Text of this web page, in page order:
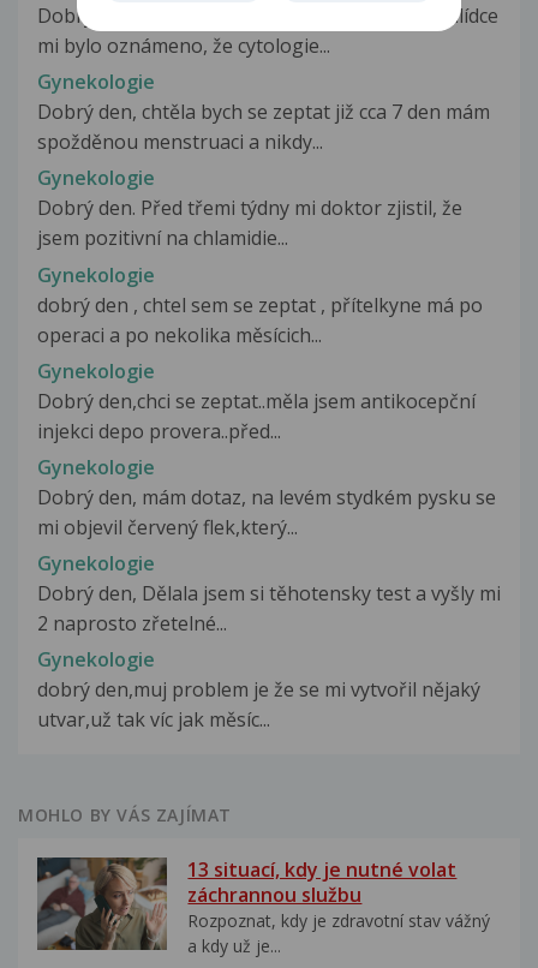
Dobrý den, při preventivní gynekologické prohlídce
mi bylo oznámeno, že cytologie...
Gynekologie
Dobrý den, chtěla bych se zeptat již cca 7 den mám
spožděnou menstruaci a nikdy...
Gynekologie
Dobrý den. Před třemi týdny mi doktor zjistil, že
jsem pozitivní na chlamidie...
Gynekologie
dobrý den , chtel sem se zeptat , přítelkyne má po
operaci a po nekolika měsícich...
Gynekologie
Dobrý den,chci se zeptat..měla jsem antikocepční
injekci depo provera..před...
Gynekologie
Dobrý den, mám dotaz, na levém stydkém pysku se
mi objevil červený flek,který...
Gynekologie
Dobrý den, Dělala jsem si těhotensky test a vyšly mi
2 naprosto zřetelné...
Gynekologie
dobrý den,muj problem je že se mi vytvořil nějaký
utvar,už tak víc jak měsíc...
MOHLO BY VÁS ZAJÍMAT
13 situací, kdy je nutné volat
záchrannou službu
Rozpoznat, kdy je zdravotní stav vážný
a kdy už je...